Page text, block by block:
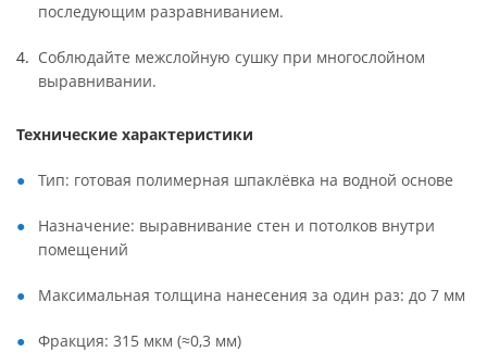
последующим разравниванием.
Соблюдайте межслойную сушку при многослойном
выравнивании.
Технические характеристики
Тип: готовая полимерная шпаклёвка на водной основе
Назначение: выравнивание стен и потолков внутри
помещений
Максимальная толщина нанесения за один раз: до 7 мм
Фракция: 315 мкм (≈0,3 мм)